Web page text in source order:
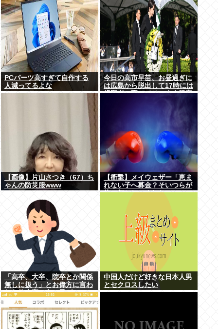
PCパーツ高すぎて自作する
人減ってるよな
今日の高市早苗、お昼過ぎに
は広島から脱出して17時には
歯医者に寄ってそのまま帰宅
【画像】片山さつき（67）ち
ゃんの防災服www
【衝撃】メイウェザー「恵ま
れない子へ募金？そいつらが
俺に何かしてくれたの
「高卒、大卒、院卒とか関係
無しに扱う」とお偉方に言わ
れた修士卒の女の子が...
中国人だけど好きな日本人男
とセクロスしたい